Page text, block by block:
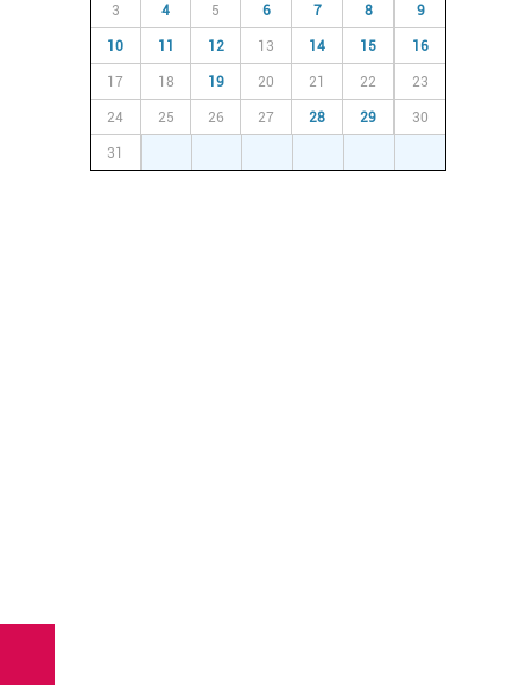
3 4 5 6 7 8 9
10 11 12 13 14 15 16
17 18 19 20 21 22 23
24 25 26 27 28 29 30
31